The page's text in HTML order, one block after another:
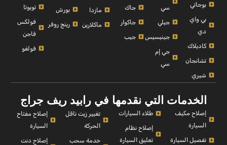
بوجاتي
بي واي
دي
كاديلاك
تشانجان
شيري
سي
جيلي
جينيسيس
جي إم
سي
جاك
جاكوار
جيب
مازدا
ماكلارين
بورش
رينج روفر
تويوتا
فولكس
فاجن
فولفو
الخدمات التي نقدمها في رابيد ريف جراج
إصلاح مكيف
السيارة
تفصيل السيارة
طلاء السيارات
إصلاح نظام
تعليق السيارة
تغيير زيت ناقل
الحركة
خدمة سحب
إصلاح مفتاح
السيارة
إصلاح دنت